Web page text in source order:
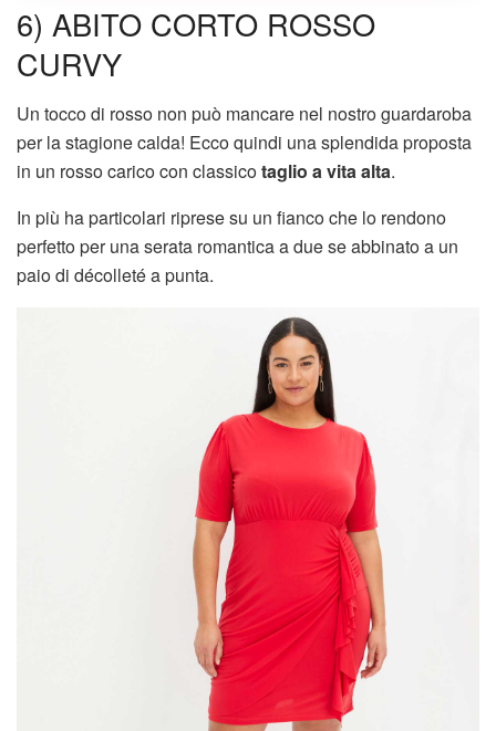
6) ABITO CORTO ROSSO
CURVY
Un tocco di rosso non può mancare nel nostro guardaroba
per la stagione calda! Ecco quindi una splendida proposta
in un rosso carico con classicotaglio a vita alta.
In più ha particolari riprese su un fianco che lo rendono
perfetto per una serata romantica a due se abbinato a un
paio di décolleté a punta.